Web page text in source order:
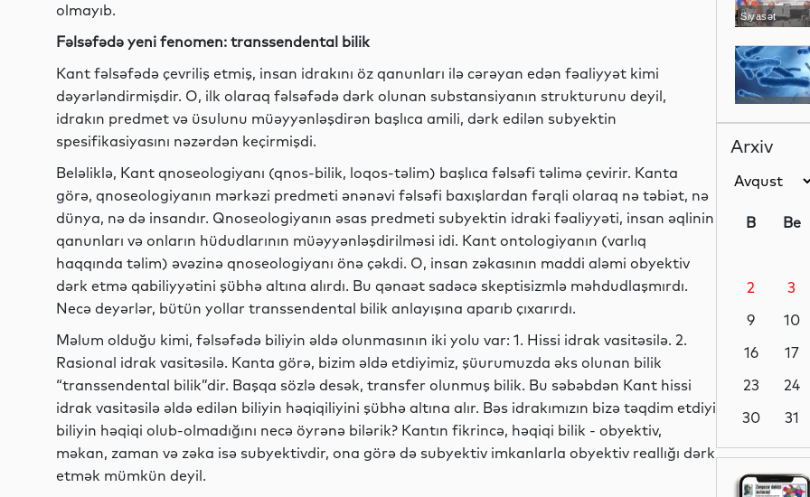
olmayıb.
Fəlsəfədə yeni fenomen: transsendental bilik
Kant fəlsəfədə çevriliş etmiş, insan idrakını öz qanunları ilə cərəyan edən fəaliyyət kimi
dəyərləndirmişdir. O, ilk olaraq fəlsəfədə dərk olunan substansiyanın strukturunu deyil,
idrakın predmet və üsulunu müəyyənləşdirən başlıca amili, dərk edilən subyektin
spesifikasiyasını nəzərdən keçirmişdi.
Beləliklə, Kant qnoseologiyanı (qnos-bilik, loqos-təlim) başlıca fəlsəfi təlimə çevirir. Kanta
görə, qnoseologiyanın mərkəzi predmeti ənənəvi fəlsəfi baxışlardan fərqli olaraq nə təbiət, nə
dünya, nə də insandır. Qnoseologiyanın əsas predmeti subyektin idraki fəaliyyəti, insan əqlinin
qanunları və onların hüdudlarının müəyyənləşdirilməsi idi. Kant ontologiyanın (varlıq
haqqında təlim) əvəzinə qnoseologiyanı önə çəkdi. O, insan zəkasının maddi aləmi obyektiv
dərk etmə qabiliyyətini şübhə altına alırdı. Bu qənaət sadəcə skeptisizmlə məhdudlaşmırdı.
Necə deyərlər, bütün yollar transsendental bilik anlayışına aparıb çıxarırdı.
Məlum olduğu kimi, fəlsəfədə biliyin əldə olunmasının iki yolu var: 1. Hissi idrak vasitəsilə. 2.
Rasional idrak vasitəsilə. Kanta görə, bizim əldə etdiyimiz, şüurumuzda əks olunan bilik
“transsendental bilik”dir. Başqa sözlə desək, transfer olunmuş bilik. Bu səbəbdən Kant hissi
idrak vasitəsilə əldə edilən biliyin həqiqiliyini şübhə altına alır. Bəs idrakımızın bizə təqdim etdiyi
biliyin həqiqi olub-olmadığını necə öyrənə bilərik? Kantın fikrincə, həqiqi bilik - obyektiv,
məkan, zaman və zəka isə subyektivdir, ona görə də subyektiv imkanlarla obyektiv reallığı dərk
etmək mümkün deyil.
Siyasət
Dünya
Dünya
Dünya
Dünya
Arxiv
B Be
2
3
9
10
16
17
23
24
30
31